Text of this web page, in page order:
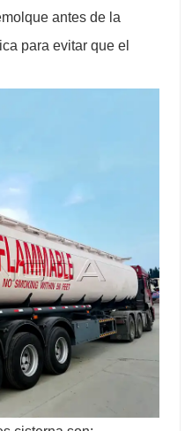
antes de la
para evitar que el